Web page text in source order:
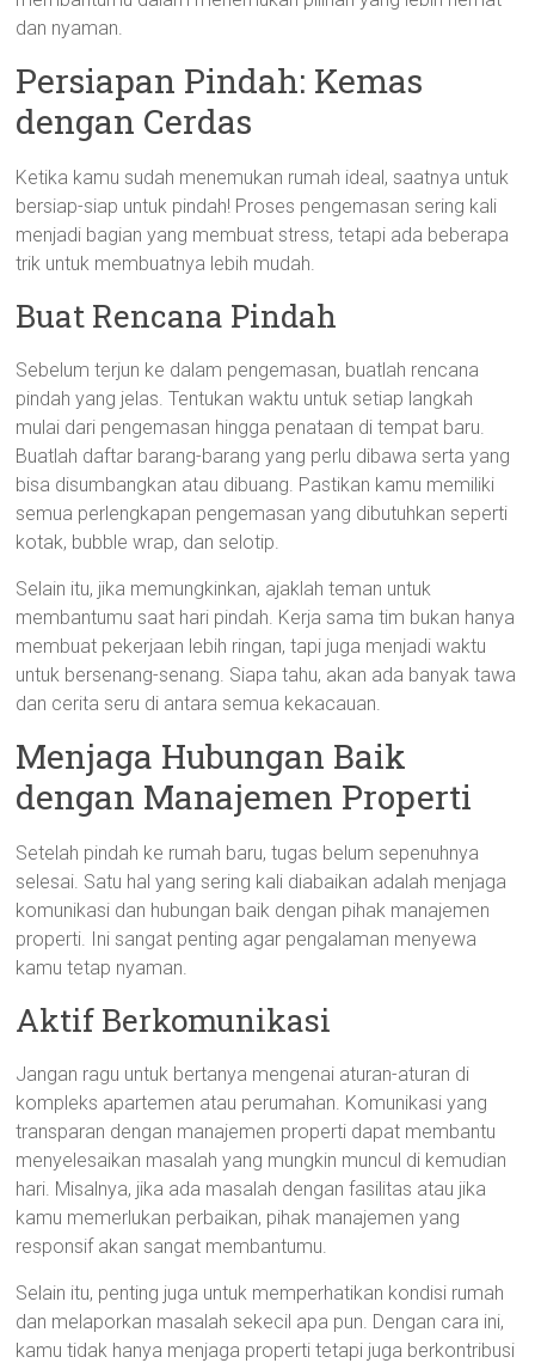
dan nyaman.
Persiapan Pindah: Kemas
dengan Cerdas
Ketika kamu sudah menemukan rumah ideal, saatnya untuk
bersiap-siap untuk pindah! Proses pengemasan sering kali
menjadi bagian yang membuat stress, tetapi ada beberapa
trik untuk membuatnya lebih mudah.
Buat Rencana Pindah
Sebelum terjun ke dalam pengemasan, buatlah rencana
pindah yang jelas. Tentukan waktu untuk setiap langkah
mulai dari pengemasan hingga penataan di tempat baru.
Buatlah daftar barang-barang yang perlu dibawa serta yang
bisa disumbangkan atau dibuang. Pastikan kamu memiliki
semua perlengkapan pengemasan yang dibutuhkan seperti
kotak, bubble wrap, dan selotip.
Selain itu, jika memungkinkan, ajaklah teman untuk
membantumu saat hari pindah. Kerja sama tim bukan hanya
membuat pekerjaan lebih ringan, tapi juga menjadi waktu
untuk bersenang-senang. Siapa tahu, akan ada banyak tawa
dan cerita seru di antara semua kekacauan.
Menjaga Hubungan Baik
dengan Manajemen Properti
Setelah pindah ke rumah baru, tugas belum sepenuhnya
selesai. Satu hal yang sering kali diabaikan adalah menjaga
komunikasi dan hubungan baik dengan pihak manajemen
properti. Ini sangat penting agar pengalaman menyewa
kamu tetap nyaman.
Aktif Berkomunikasi
Jangan ragu untuk bertanya mengenai aturan-aturan di
kompleks apartemen atau perumahan. Komunikasi yang
transparan dengan manajemen properti dapat membantu
menyelesaikan masalah yang mungkin muncul di kemudian
hari. Misalnya, jika ada masalah dengan fasilitas atau jika
kamu memerlukan perbaikan, pihak manajemen yang
responsif akan sangat membantumu.
Selain itu, penting juga untuk memperhatikan kondisi rumah
dan melaporkan masalah sekecil apa pun. Dengan cara ini,
kamu tidak hanya menjaga properti tetapi juga berkontribusi